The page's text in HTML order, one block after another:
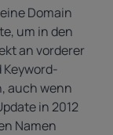
Domain
um in den
an vorderer
auch wenn
in 2012
Namen